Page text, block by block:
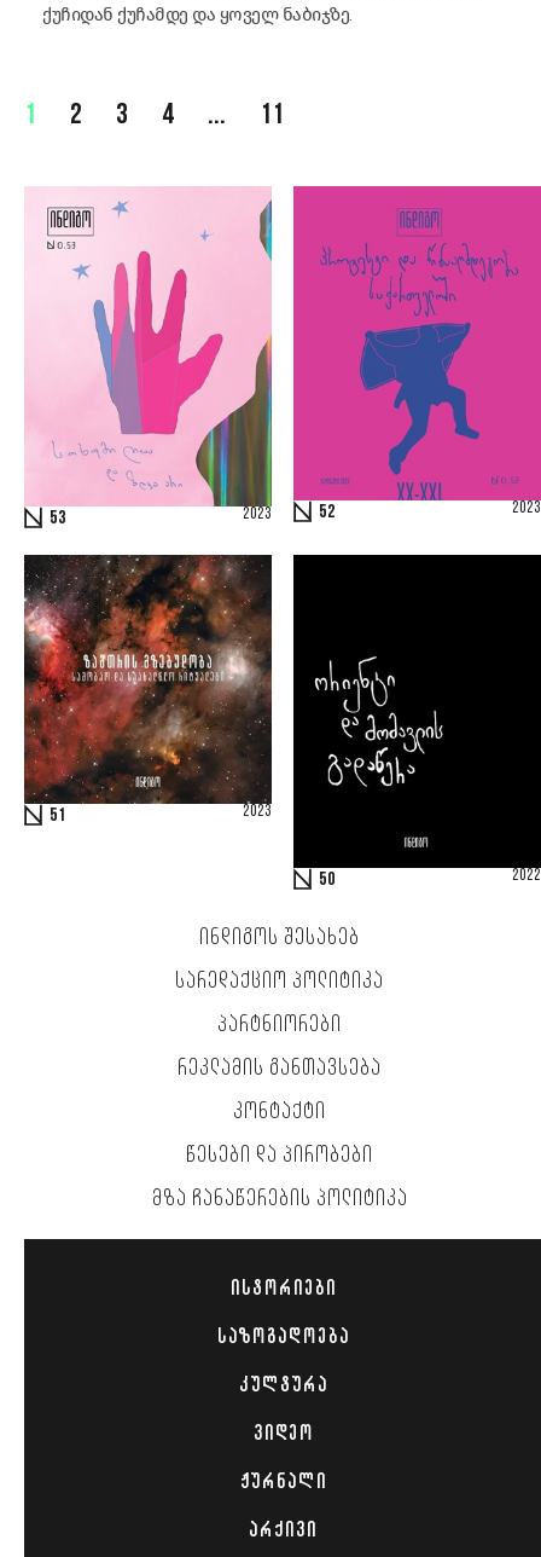
ქუჩიდან ქუჩამდე და ყოველ ნაბიჯზე.
1 2 3 4 ... 11
53 2023 52 2023
51 2023
50 2022
ᲘᲜᲓᲘᲒᲝᲡ ᲨᲔᲡᲐᲮᲔᲑ
ᲡᲐᲠᲔᲓᲐᲥᲪᲘᲝ ᲞᲝᲚᲘᲢᲘᲙᲐ
ᲞᲐᲠᲢᲜᲘᲝᲠᲔᲑᲘ
ᲠᲔᲙᲚᲐᲛᲘᲡ ᲒᲐᲜᲗᲐᲕᲡᲔᲑᲐ
ᲙᲝᲜᲢᲐᲥᲢᲘ
ᲬᲔᲡᲔᲑᲘ ᲓᲐ ᲞᲘᲠᲝᲑᲔᲑᲘ
ᲛᲖᲐ ᲩᲐᲜᲐᲬᲔᲠᲔᲑᲘᲡ ᲞᲝᲚᲘᲢᲘᲙᲐ
ᲘᲡᲢᲝᲠᲘᲔᲑᲘ
ᲡᲐᲖᲝᲒᲐᲓᲝᲔᲑᲐ
ᲙᲣᲚᲢᲣᲠᲐ
ᲕᲘᲓᲔᲝ
ᲟᲣᲠᲜᲐᲚᲘ
ᲐᲠᲥᲘᲕᲘ